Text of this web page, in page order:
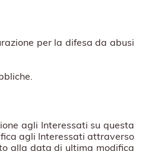
per la difesa da abusi
agli Interessati su questa
agli Interessati attraverso
alla data di ultima modifica